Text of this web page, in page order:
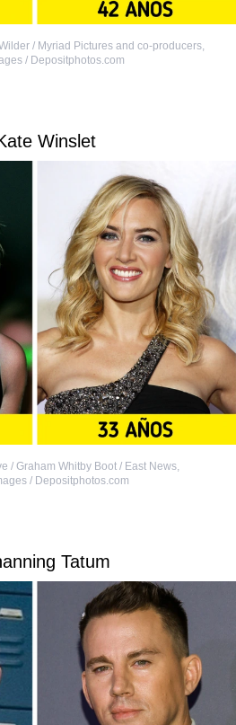
/ Myriad Pictures and co-producers,
/ Depositphotos.com
Winslet
/ Graham Whitby Boot / East News,
/ Depositphotos.com
Tatum